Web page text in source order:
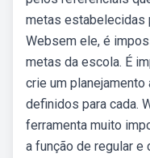
metas estabelecidas
Websem ele, é
metas da escola. É
crie um
definidos para cada.
ferramenta muito
a função de regular e